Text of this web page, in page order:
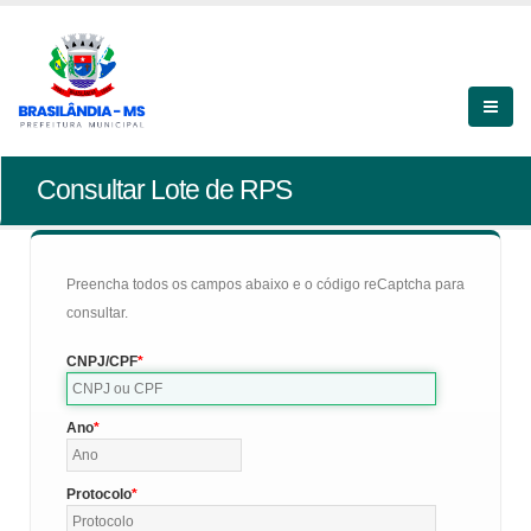
Consultar Lote de RPS
Preencha todos os campos abaixo e o código reCaptcha para
consultar.
CNPJ/CPF
Ano
Protocolo